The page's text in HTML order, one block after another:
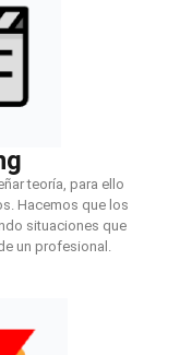
teoría, para ello
Hacemos que los
situaciones que
un profesional.